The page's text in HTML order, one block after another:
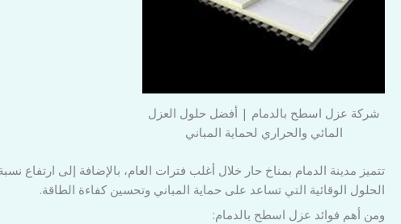
شركة عزل اسطح بالدمام | أفضل حلول العزل
المائي والحراري لحماية المباني
تتميز مدينة الدمام بمناخ حار خلال أغلب فترات العام، بالإضافة إلى
الحلول الوقائية التي تساعد على حماية المباني وتحسين كفاءة الطاقة.
ومن أهم فوائد عزل اسطح بالدمام: